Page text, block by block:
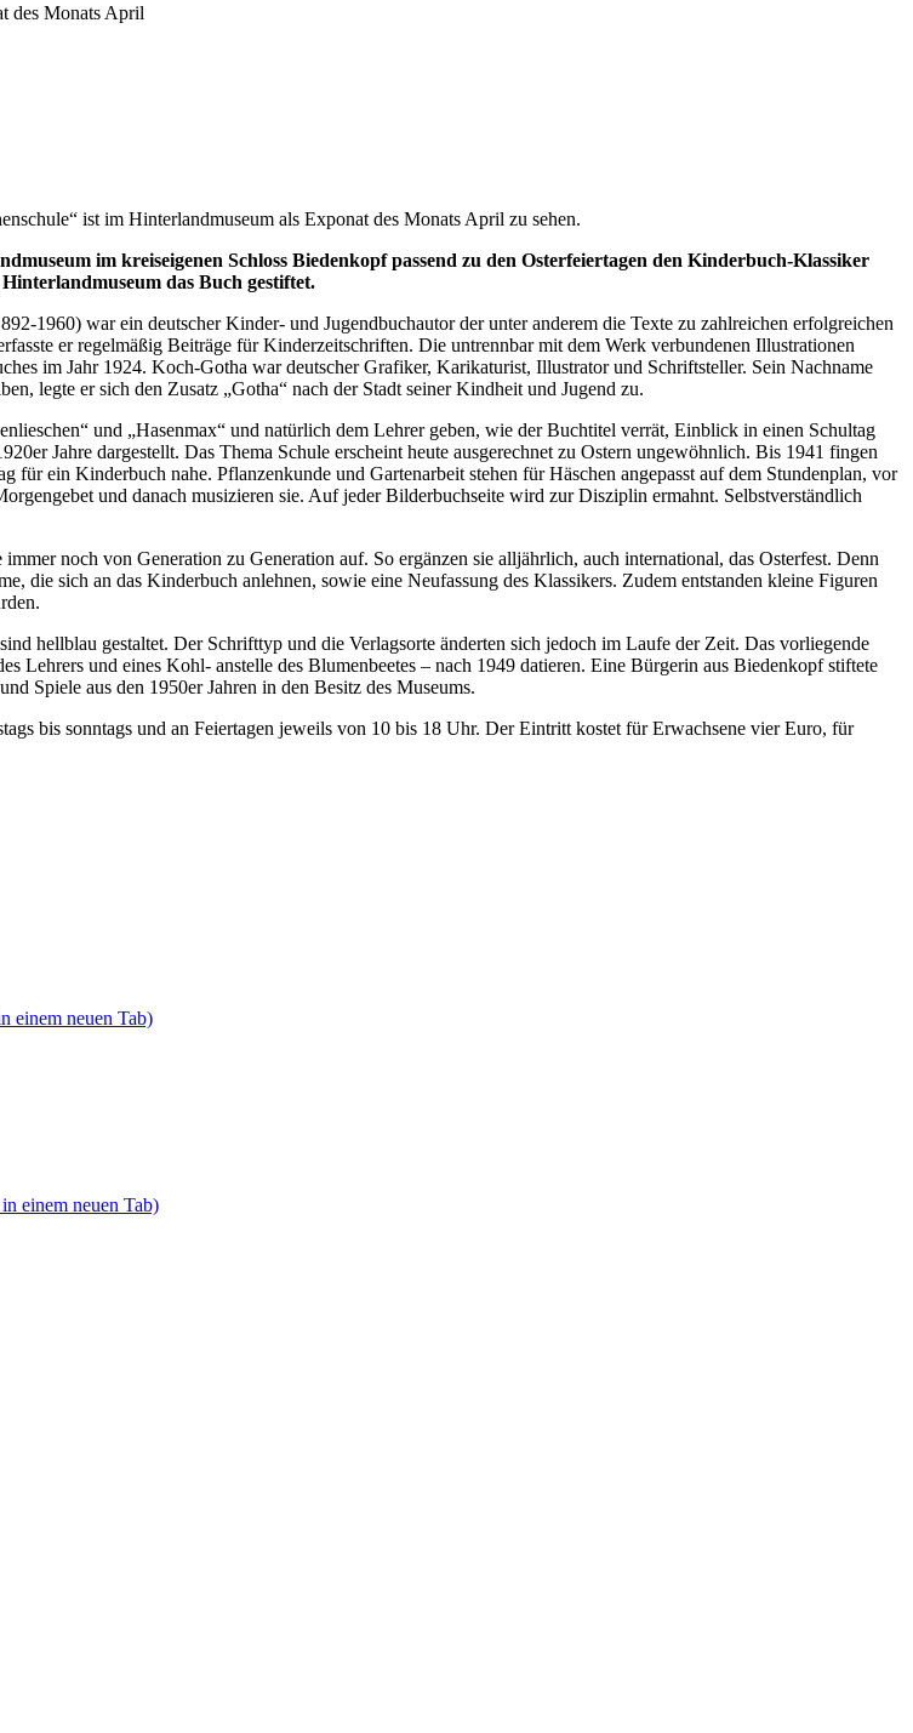
des Monats April
ist im Hinterlandmuseum als Exponat des Monats April zu sehen.
im kreiseigenen Schloss Biedenkopf passend zu den Osterfeiertagen den Kinderbuch-Klassiker
das Buch gestiftet.
1960) war ein deutscher Kinder- und Jugendbuchautor der unter anderem die Texte zu zahlreichen erfolgreichen
er regelmäßig Beiträge für Kinderzeitschriften. Die untrennbar mit dem Werk verbundenen Illustrationen
im Jahr 1924. Koch-Gotha war deutscher Grafiker, Karikaturist, Illustrator und Schriftsteller. Sein Nachname
legte er sich den Zusatz „Gotha“ nach der Stadt seiner Kindheit und Jugend zu.
und „Hasenmax“ und natürlich dem Lehrer geben, wie der Buchtitel verrät, Einblick in einen Schultag
Jahre dargestellt. Das Thema Schule erscheint heute ausgerechnet zu Ostern ungewöhnlich. Bis 1941 fingen
ein Kinderbuch nahe. Pflanzenkunde und Gartenarbeit stehen für Häschen angepasst auf dem Stundenplan, vor
und danach musizieren sie. Auf jeder Bilderbuchseite wird zur Disziplin ermahnt. Selbstverständlich
noch von Generation zu Generation auf. So ergänzen sie alljährlich, auch international, das Osterfest. Denn
die sich an das Kinderbuch anlehnen, sowie eine Neufassung des Klassikers. Zudem entstanden kleine Figuren
hellblau gestaltet. Der Schrifttyp und die Verlagsorte änderten sich jedoch im Laufe der Zeit. Das vorliegende
Lehrers und eines Kohl- anstelle des Blumenbeetes – nach 1949 datieren. Eine Bürgerin aus Biedenkopf stiftete
Spiele aus den 1950er Jahren in den Besitz des Museums.
bis sonntags und an Feiertagen jeweils von 10 bis 18 Uhr. Der Eintritt kostet für Erwachsene vier Euro, für
einem neuen Tab)
einem neuen Tab)